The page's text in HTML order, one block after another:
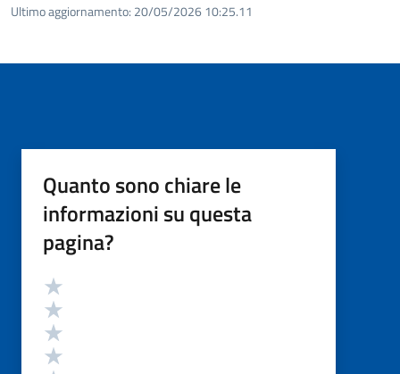
Ultimo aggiornamento: 20/05/2026 10:25.11
Quanto sono chiare le
informazioni su questa
pagina?
Valutazione